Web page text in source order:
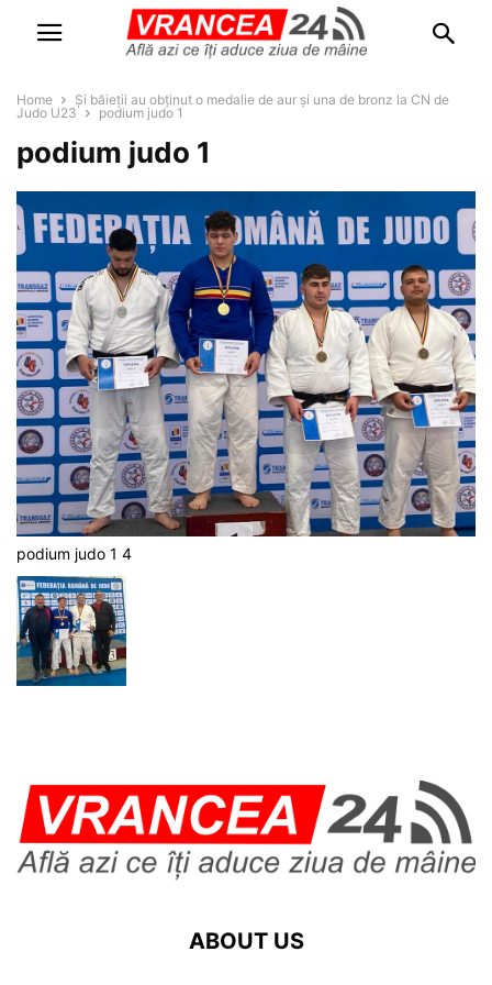
Home
Și băieții au obținut o medalie de aur și una de bronz la CN de
Judo U23
podium judo 1
podium judo 1
podium judo 1 4
ABOUT US